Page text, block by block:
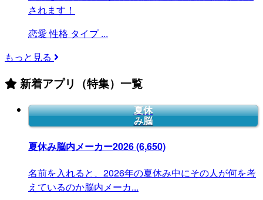
されます！
恋愛 性格 タイプ ...
もっと見る
新着アプリ（特集）一覧
夏休
み脳
夏休み脳内メーカー2026(6,650)
名前を入れると、2026年の夏休み中にその人が何を考
えているのか脳内メーカ...